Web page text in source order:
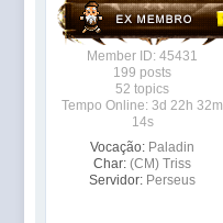
Member ID: 45431
199 posts
52 topics
Tempo Online: 3d 22h 32m
14s
Vocação: Paladin
Char: (CM) Triss
Servidor: Perseus